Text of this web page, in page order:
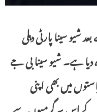
شیو سینا پارٹی دہلی
دیا ہے۔ شیو سینا بی جے
میں بھی اپنی